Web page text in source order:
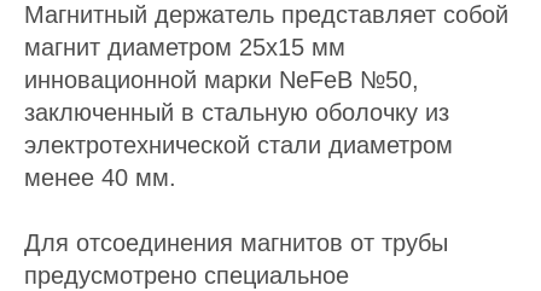
Магнитный держатель представляет собой
магнит диаметром 25х15 мм
инновационной марки NeFeB №50,
заключенный в стальную оболочку из
электротехнической стали диаметром
менее 40 мм.
Для отсоединения магнитов от трубы
предусмотрено специальное